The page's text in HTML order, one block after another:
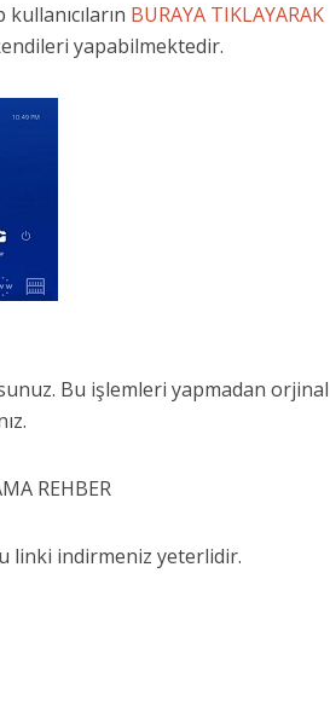
BURAYA TIKLAYARAK
yapabilmektedir.
Bu işlemleri yapmadan orjinal
REHBER
linki indirmeniz yeterlidir.